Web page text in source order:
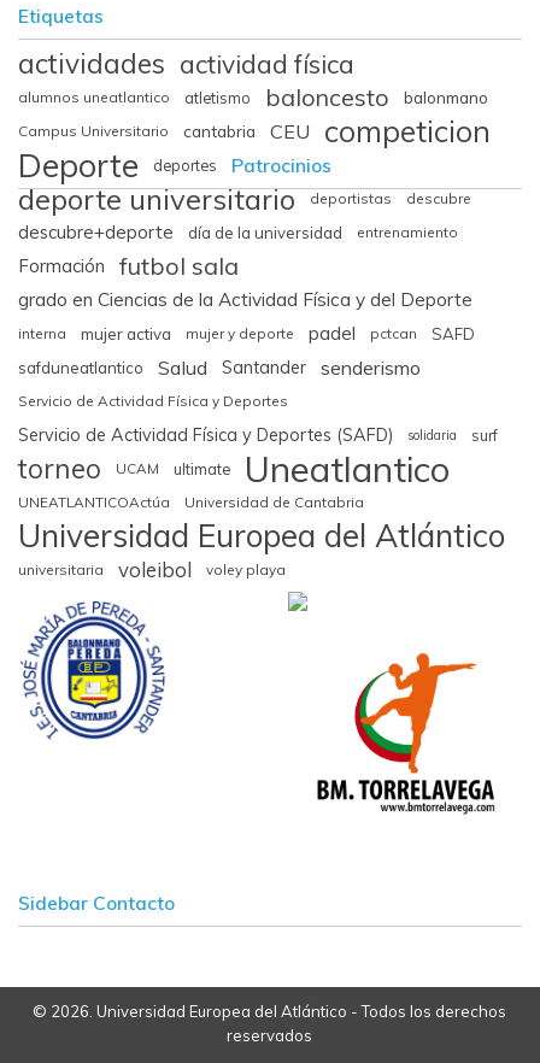
Etiquetas
actividades actividad física
alumnos uneatlantico atletismo baloncesto balonmano
Campus Universitario cantabria CEU competicion
Deporte deportes
deporte universitario deportistas descubre
descubre+deporte día de la universidad entrenamiento
Formación futbol sala
grado en Ciencias de la Actividad Física y del Deporte
interna mujer activa mujer y deporte padel pctcan
SAFD
safduneatlantico
Salud Santander senderismo
Servicio de Actividad Física y Deportes
Servicio de Actividad Física y Deportes (SAFD) solidaria surf
torneo UCAM ultimate Uneatlantico
UNEATLANTICOActúa Universidad de Cantabria
Universidad Europea del Atlántico
universitaria voleibol voley playa
Patrocinios
Sidebar Contacto
© 2026. Universidad Europea del Atlántico - Todos los derechos
reservados